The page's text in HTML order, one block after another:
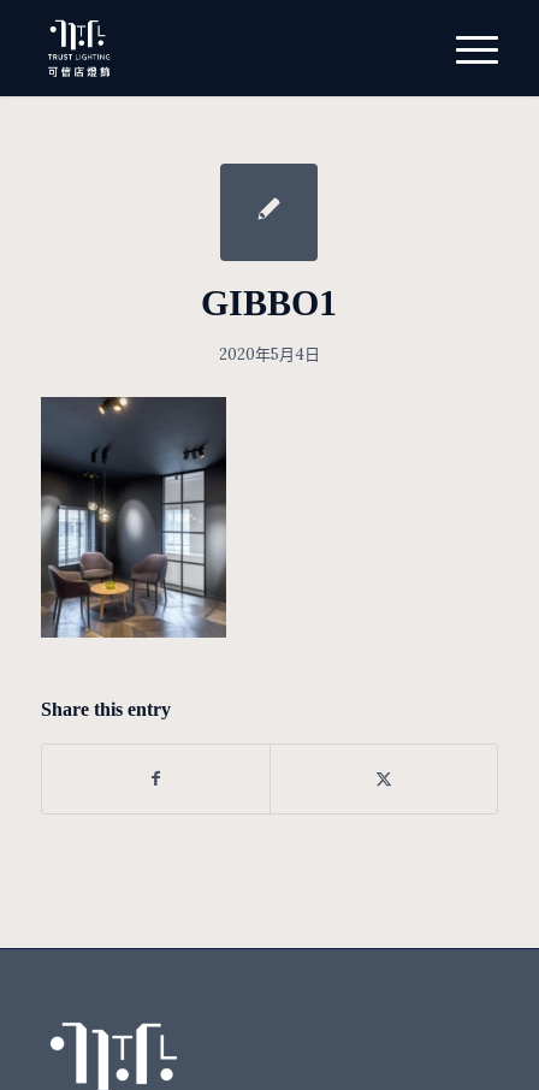
GIBBO1
2020年5月4日
Share this entry